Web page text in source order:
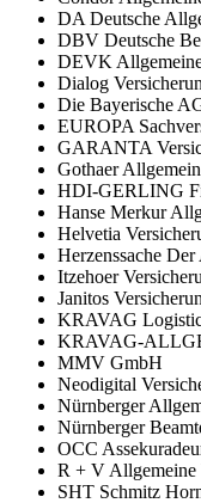
DA Deutsche
DBV Deutsche
DEVK
Dialog
Die Bayerische
EUROPA
GARANTA
Gothaer
HDI-GERLING
Hanse Merkur
Helvetia
Herzenssache
Itzehoer
Janitos
KRAVAG
KRAVAG-
MMV GmbH
Neodigital
Nürnberger
Nürnberger
OCC
R + V Allgemeine
SHT Schmitz